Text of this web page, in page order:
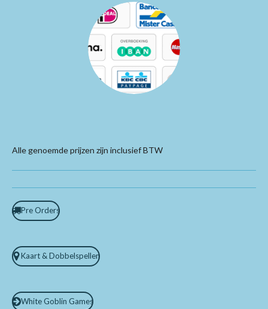
Alle genoemde prijzen zijn inclusief BTW
Pre Orders
Kaart & Dobbelspellen
White Goblin Games